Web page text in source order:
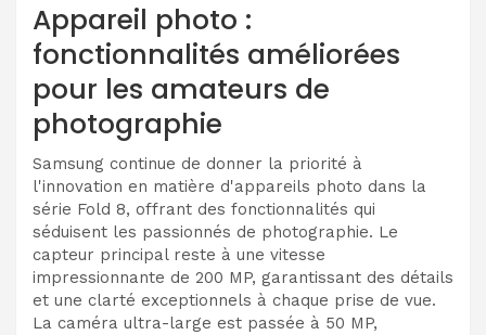
Appareil photo :
fonctionnalités améliorées
pour les amateurs de
photographie
Samsung continue de donner la priorité à
l'innovation en matière d'appareils photo dans la
série Fold 8, offrant des fonctionnalités qui
séduisent les passionnés de photographie. Le
capteur principal reste à une vitesse
impressionnante de 200 MP, garantissant des détails
et une clarté exceptionnels à chaque prise de vue.
La caméra ultra-large est passée à 50 MP,